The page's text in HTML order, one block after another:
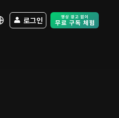
로그인 Free Trial -